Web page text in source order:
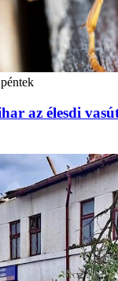
az élesdi